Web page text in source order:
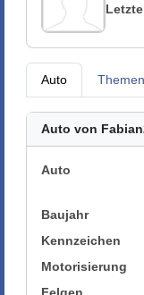
Auto Themen
Auto von
Auto
Baujahr
Kennzeichen
Motorisierung